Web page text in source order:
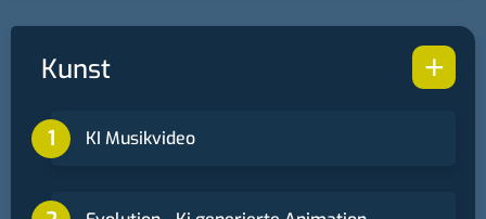
+
Kunst
KI Musikvideo